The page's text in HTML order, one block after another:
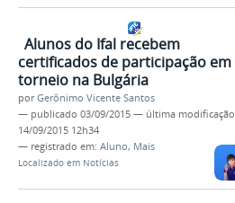
Alunos do Ifal recebem
certificados de participação em
torneio na Bulgária
porGerônimo Vicente Santos
— publicado 03/09/2015 — última modificação
14/09/2015 12h34
— registrado em: Aluno, Mais
Localizado em Notícias